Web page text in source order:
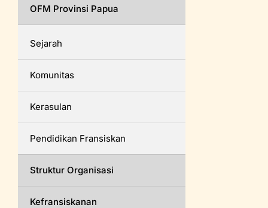
OFM Provinsi Papua
Sejarah
Komunitas
Kerasulan
Pendidikan Fransiskan
Struktur Organisasi
Kefransiskanan